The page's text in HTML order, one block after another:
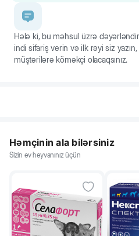
Hələ ki, bu məhsul üzrə
indi sifariş verin və ilk rəyi siz
müştərilərə köməkçi olacaqsınız.
Həmçinin ala bilərsiniz
Sizin ev heyvanınız üçün